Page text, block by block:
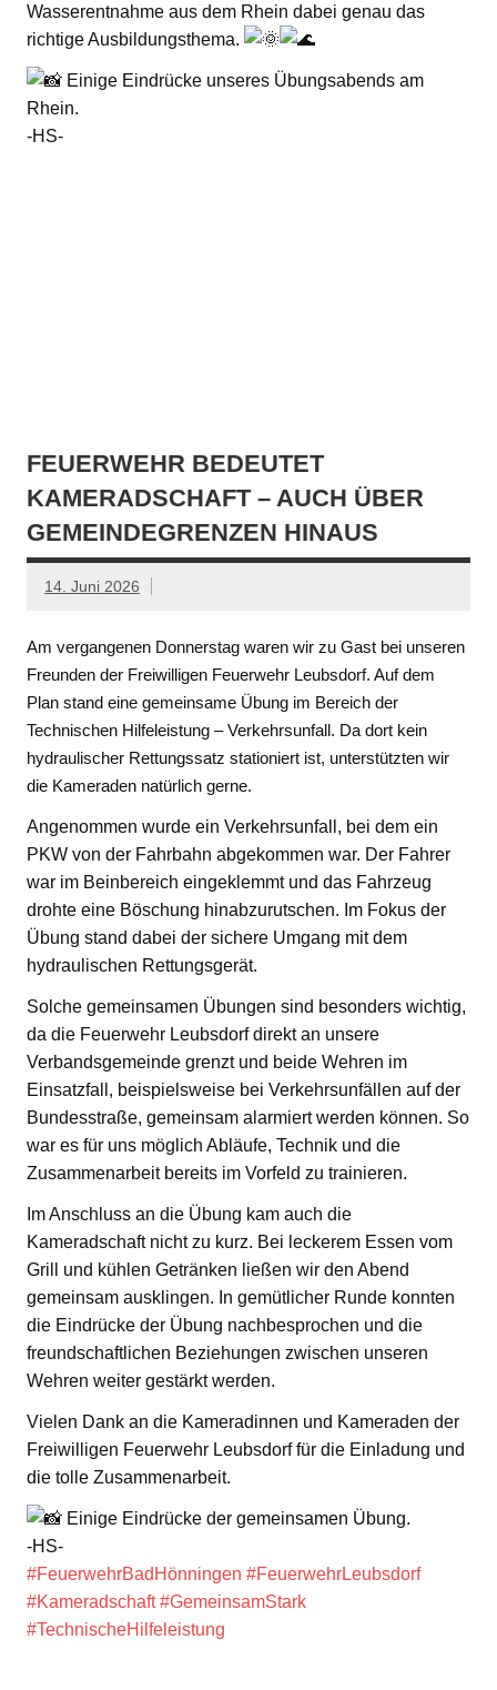
Wasserentnahme aus dem Rhein dabei genau das
richtige Ausbildungsthema.
Einige Eindrücke unseres Übungsabends am
Rhein.
-HS-
FEUERWEHR BEDEUTET
KAMERADSCHAFT – AUCH ÜBER
GEMEINDEGRENZEN HINAUS
14. Juni 2026
Am vergangenen Donnerstag waren wir zu Gast bei unseren
Freunden der Freiwilligen Feuerwehr Leubsdorf. Auf dem
Plan stand eine gemeinsame Übung im Bereich der
Technischen Hilfeleistung – Verkehrsunfall. Da dort kein
hydraulischer Rettungssatz stationiert ist, unterstützten wir
die Kameraden natürlich gerne.
Angenommen wurde ein Verkehrsunfall, bei dem ein
PKW von der Fahrbahn abgekommen war. Der Fahrer
war im Beinbereich eingeklemmt und das Fahrzeug
drohte eine Böschung hinabzurutschen. Im Fokus der
Übung stand dabei der sichere Umgang mit dem
hydraulischen Rettungsgerät.
Solche gemeinsamen Übungen sind besonders wichtig,
da die Feuerwehr Leubsdorf direkt an unsere
Verbandsgemeinde grenzt und beide Wehren im
Einsatzfall, beispielsweise bei Verkehrsunfällen auf der
Bundesstraße, gemeinsam alarmiert werden können. So
war es für uns möglich Abläufe, Technik und die
Zusammenarbeit bereits im Vorfeld zu trainieren.
Im Anschluss an die Übung kam auch die
Kameradschaft nicht zu kurz. Bei leckerem Essen vom
Grill und kühlen Getränken ließen wir den Abend
gemeinsam ausklingen. In gemütlicher Runde konnten
die Eindrücke der Übung nachbesprochen und die
freundschaftlichen Beziehungen zwischen unseren
Wehren weiter gestärkt werden.
Vielen Dank an die Kameradinnen und Kameraden der
Freiwilligen Feuerwehr Leubsdorf für die Einladung und
die tolle Zusammenarbeit.
Einige Eindrücke der gemeinsamen Übung.
-HS-
#FeuerwehrBadHönningen #FeuerwehrLeubsdorf
#Kameradschaft #GemeinsamStark
#TechnischeHilfeleistung